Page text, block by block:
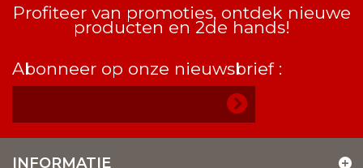
Profiteer van promoties, ontdek nieuwe
producten en 2de hands!
Abonneer op onze nieuwsbrief :
INFORMATIE